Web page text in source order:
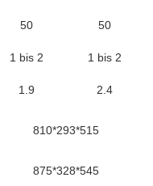
50 50
1 bis 2
1 bis 2
1.9 2.4
810*293*515
875*328*545